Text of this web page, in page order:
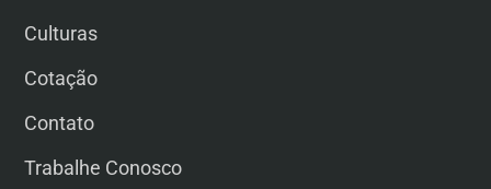
Culturas
Cotação
Contato
Trabalhe Conosco